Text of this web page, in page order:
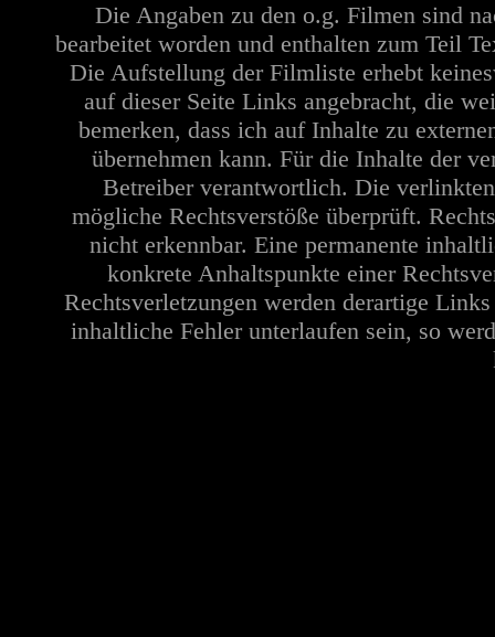
Die Angaben zu den o.g. Filmen sind
bearbeitet worden und enthalten zum Teil
Die Aufstellung der Filmliste erhebt
auf dieser Seite Links angebracht, die
bemerken, dass ich auf Inhalte zu
übernehmen kann. Für die Inhalte der
Betreiber verantwortlich. Die
mögliche Rechtsverstöße überprüft.
nicht erkennbar. Eine permanente
konkrete Anhaltspunkte einer
Rechtsverletzungen werden derartige
inhaltliche Fehler unterlaufen sein, so